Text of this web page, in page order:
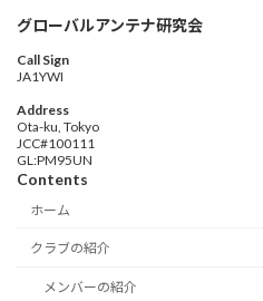
グローバルアンテナ研究会
Call Sign
JA1YWI
Address
Ota-ku, Tokyo
JCC#100111
GL:PM95UN
Contents
ホーム
クラブの紹介
メンバーの紹介